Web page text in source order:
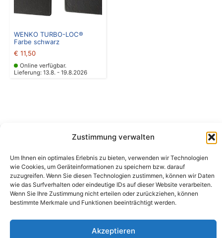
Zustimmung verwalten
Um Ihnen ein optimales Erlebnis zu bieten, verwenden wir Technologien
wie Cookies, um Geräteinformationen zu speichern bzw. darauf
zuzugreifen. Wenn Sie diesen Technologien zustimmen, können wir Daten
wie das Surfverhalten oder eindeutige IDs auf dieser Website verarbeiten.
Wenn Sie Ihre Zustimmung nicht erteilen oder zurückziehen, können
bestimmte Merkmale und Funktionen beeinträchtigt werden.
Akzeptieren
WENKO TURBO-LOC®
Farbe schwarz
€ 11,50
Online verfügbar.
Lieferung: 13.8. - 19.8.2026
Peter-Leardi-Weg 4, 8054 Graz
Steiermark / Österreich​
+43 316 225711​ • info@campingbergler.at​
Impressum
AGB
Widerrufsrecht und Formular
Datenschutzerklärung